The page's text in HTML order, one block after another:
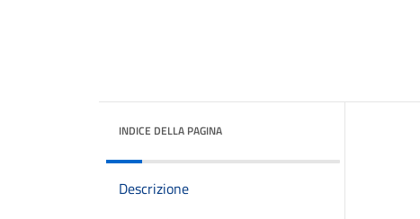
INDICE DELLA PAGINA
Descrizione